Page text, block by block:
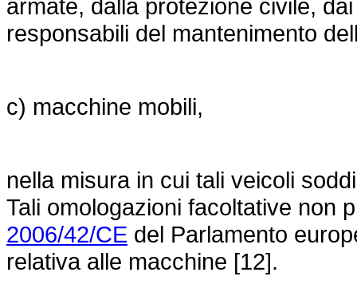
armate, dalla protezione civile,
responsabili del mantenimento
c) macchine mobili,
nella misura in cui tali veicoli
Tali omologazioni facoltative non
2006/42/CE del Parlamento
relativa alle macchine [12].